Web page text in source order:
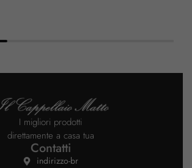
I migliori prodotti
direttamente a casa tua
Contatti
indirizzo-br